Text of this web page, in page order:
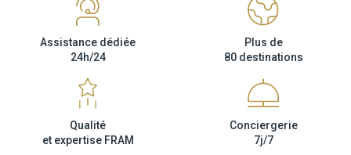
Assistance dédiée
24h/24
Plus de
80 destinations
Qualité
et expertise FRAM
Conciergerie
7j/7